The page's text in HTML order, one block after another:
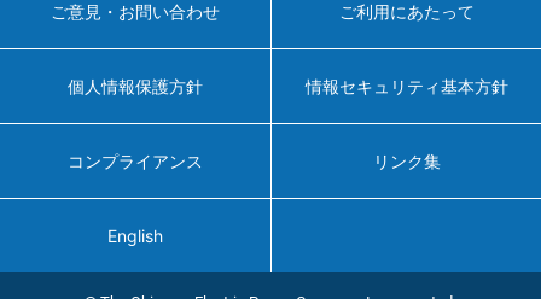
ご意見・お問い合わせ ご利用にあたって
個人情報保護方針 情報セキュリティ基本方針
コンプライアンス リンク集
English